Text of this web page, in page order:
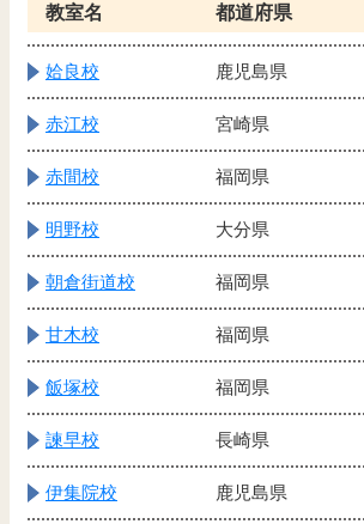
教室名 都道府県
姶良校 鹿児島県
赤江校 宮崎県
赤間校 福岡県
明野校 大分県
朝倉街道校 福岡県
甘木校 福岡県
飯塚校 福岡県
諫早校 長崎県
伊集院校 鹿児島県